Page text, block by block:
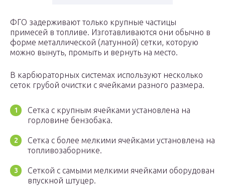
ФГО задерживают только крупные частицы
примесей в топливе. Изготавливаются они обычно в
форме металлической (латунной) сетки, которую
можно вынуть, промыть и вернуть на место.
В карбюраторных системах используют несколько
сеток грубой очистки с ячейками разного размера.
Сетка с крупным ячейками установлена на
горловине бензобака.
Сетка с более мелкими ячейками установлена на
топливозаборнике.
Сеткой с самыми мелкими ячейками оборудован
впускной штуцер.